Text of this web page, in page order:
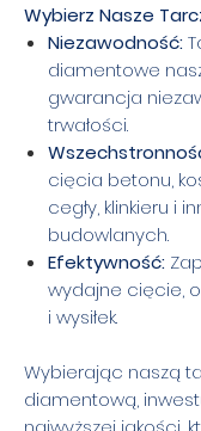
Wybierz Nasze
Niezawodność:
diamentowe
gwarancja
trwałości.
cięcia betonu,
cegły, klinkieru i
budowlanych.
Efektywność:
wydajne cięcie,
i wysiłek.
Wybierając naszą
diamentową,